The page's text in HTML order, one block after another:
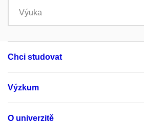
Výuka
Chci studovat
Výzkum
O univerzitě